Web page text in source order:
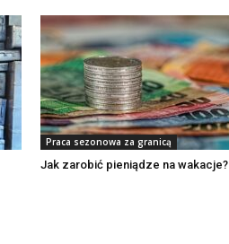
Praca sezonowa za granicą
Jak zarobić pieniądze na wakacje?